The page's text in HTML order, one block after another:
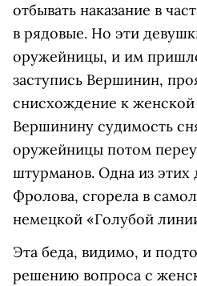
отбывать наказание в
в рядовые. Но эти
оружейницы, и им
заступись Вершинин,
снисхождение к женской
Вершинину судимость
оружейницы потом
штурманов. Одна из этих
Фролова, сгорела в
немецкой «Голубой
Эта беда, видимо, и
решению вопроса с